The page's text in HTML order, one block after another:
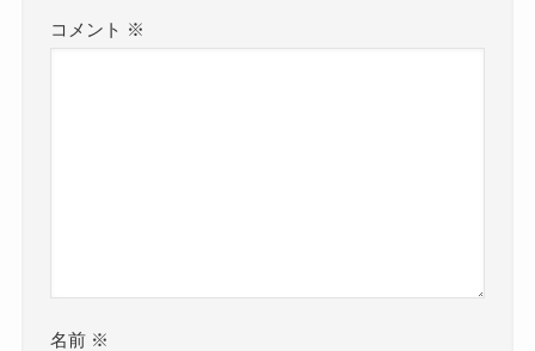
コメント ※
名前 ※